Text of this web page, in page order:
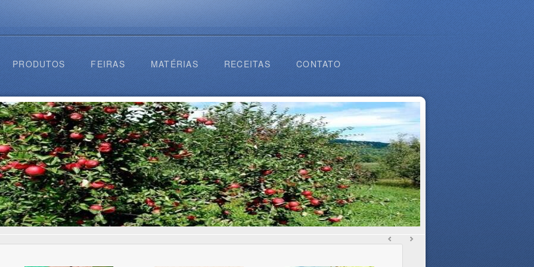
PRODUTOS FEIRAS MATÉRIAS RECEITAS CONTATO